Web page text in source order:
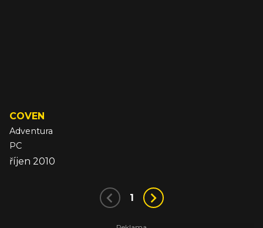
COVEN
Adventura
PC
říjen 2010
1